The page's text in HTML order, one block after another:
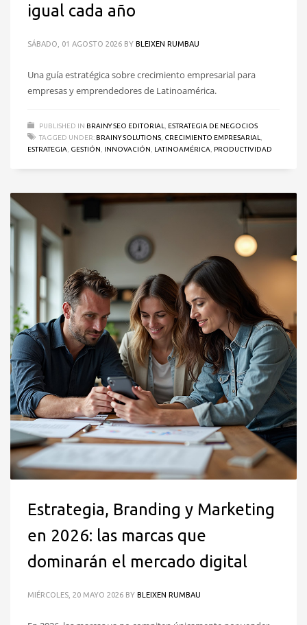
igual cada año
SÁBADO, 01 AGOSTO 2026 BY BLEIXEN RUMBAU
Una guía estratégica sobre crecimiento empresarial para
empresas y emprendedores de Latinoamérica.
PUBLISHED IN BRAINY SEO EDITORIAL
ESTRATEGIA DE NEGOCIOS
TAGGED UNDER: BRAINY SOLUTIONS CRECIMIENTO EMPRESARIAL
ESTRATEGIA
GESTIÓN INNOVACIÓN LATINOAMÉRICA PRODUCTIVIDAD
Estrategia, Branding y Marketing
en 2026: las marcas que
dominarán el mercado digital
MIÉRCOLES, 20 MAYO 2026 BY BLEIXEN RUMBAU